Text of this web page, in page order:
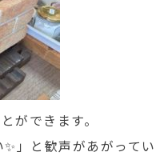
ができます。
」と歓声があがってい